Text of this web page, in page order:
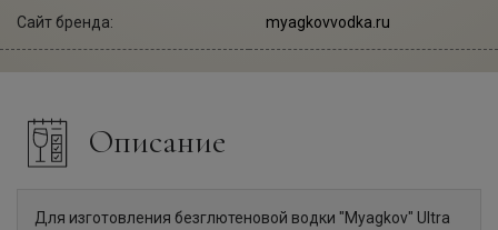
Сайт бренда: myagkovvodka.ru
Описание
Для изготовления безглютеновой водки "Myagkov" Ultra